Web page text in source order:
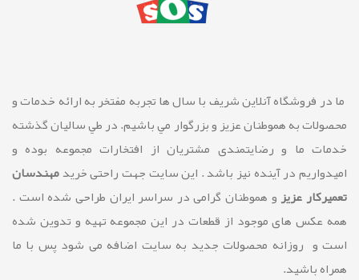
ما در فروشگاه آنلاین شريف با سال ها تجربه مفتخر به ارائه خدمات و
محصولات به هموطنان عزیز و بزرگوار مي باشيم. در طي ساليان گذشته
خدمات ما و رضايتمندی مشتريان از افتخارات مجموعه بوده و
امیدواریم در آینده نیز باشد . این سایت جهت راحتی خریدمهندسان
تعمیرکار عزیزو هموطنان گرامی در سراسر ایران طراحی شده است .
همه عکس های موجود از قطعات در این مجموعه تهیه و تدوین شده
است و روزانه محصولات جدید به سایت اضافه می شود پس با ما
همراه باشید.